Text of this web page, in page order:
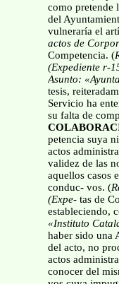
como pretende
del
vulneraría el
actos de
Competencia. (
(Expediente r-
Asunto:
tesis,
Servicio ha
su falta de
petencia suya
actos
validez de las
aquellos casos
conduc- vos. (
(Expe-tas de
estableciendo,
«Instituto
haber sido una
del acto, no
actos
conocer del